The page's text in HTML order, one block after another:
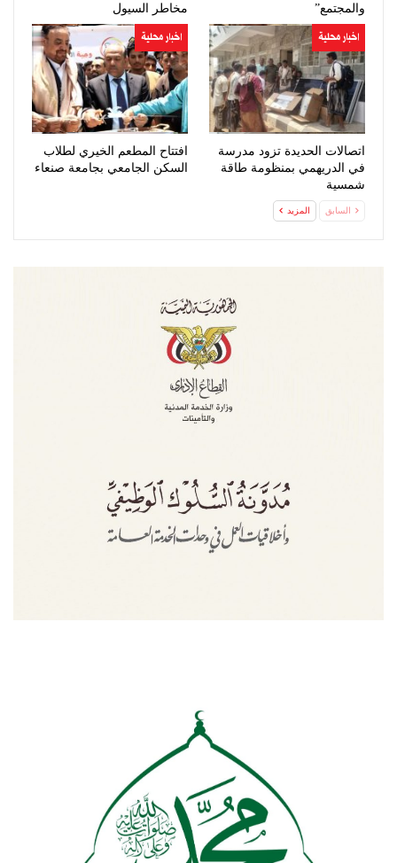
والمجتمع” مخاطر السيول
اخبار محلية
اتصالات الحديدة تزود مدرسة
في الدريهمي بمنظومة طاقة
شمسية
اخبار محلية
افتتاح المطعم الخيري لطلاب
السكن الجامعي بجامعة صنعاء
السابق المزيد